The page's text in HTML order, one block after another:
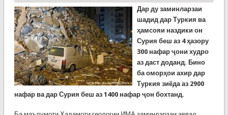
Дар ду заминларзаи
шадид дар Туркия ва
ҳамсояи наздики он
Сурия беш аз 4 ҳазору
300 нафар ҷони худро
аз даст доданд. Бино
ба оморҳои ахир дар
Туркия зиёда аз 2900
нафар ва дар Сурия беш аз 1400 нафар ҷон бохтанд.